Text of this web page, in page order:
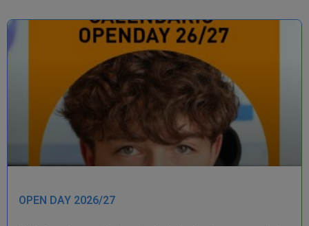
OPEN DAY 2026/27